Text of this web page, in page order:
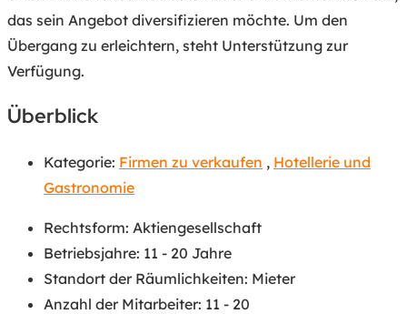
das sein Angebot diversifizieren möchte. Um den
Übergang zu erleichtern, steht Unterstützung zur
Verfügung.
Überblick
Kategorie: Firmen zu verkaufen , Hotellerie und
Gastronomie
Rechtsform: Aktiengesellschaft
Betriebsjahre: 11 - 20 Jahre
Standort der Räumlichkeiten: Mieter
Anzahl der Mitarbeiter: 11 - 20